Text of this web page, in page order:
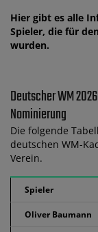
Hier gibt es alle
Spieler, die für
wurden.
Deutscher WM
Nominierung
Die folgende
deutschen WM-
Verein.
Spieler
Oliver Baumann